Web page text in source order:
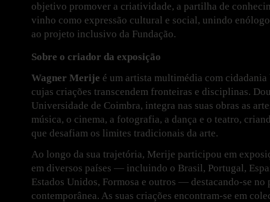
objetivo promover a criatividade, a partilha de
vinho como expressão cultural e social, unindo
ao projeto inclusivo da Fundação.
Sobre o criador da exposição
Wagner Merije é um artista multimédia com
cujas criações transcendem fronteiras e disciplinas.
Universidade de Coimbra, integra nas suas obras as
música, o cinema, a fotografia, a dança e o teatro,
que desafiam os limites tradicionais da arte.
Ao longo da sua trajetória, Merije participou em
em diversos países — incluindo o Brasil, Portugal,
Estados Unidos, Formosa e outros — destacando-se no
contemporânea. As suas criações encontram-se em